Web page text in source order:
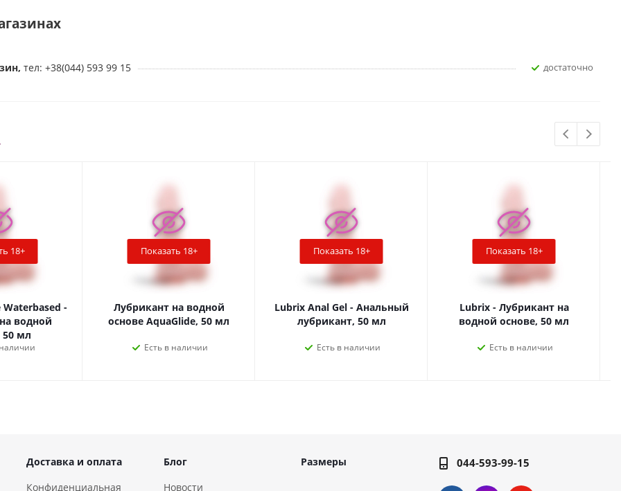
тел: +38(044) 593 99 15 достаточно
18+
-
водной
50 мл
Показать 18+
Лубрикант на водной
основе AquaGlide, 50 мл
Есть в наличии
Показать 18+
Lubrix Anal Gel - Анальный
лубрикант, 50 мл
Есть в наличии
Показать 18+
Lubrix - Лубрикант на
водной основе, 50 мл
Есть в наличии
Доставка и оплата
Конфиденциальная
Блог
Новости
Размеры 044-593-99-15